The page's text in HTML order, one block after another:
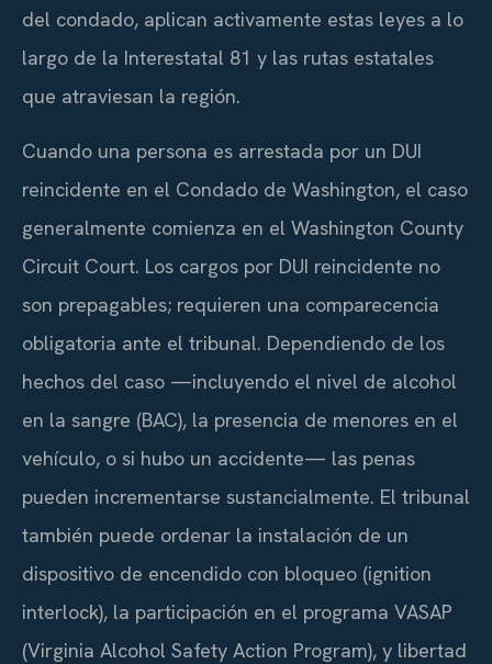
del condado, aplican activamente estas leyes a lo
largo de la Interestatal 81 y las rutas estatales
que atraviesan la región.
Cuando una persona es arrestada por un DUI
reincidente en el Condado de Washington, el caso
generalmente comienza en el Washington County
Circuit Court. Los cargos por DUI reincidente no
son prepagables; requieren una comparecencia
obligatoria ante el tribunal. Dependiendo de los
hechos del caso —incluyendo el nivel de alcohol
en la sangre (BAC), la presencia de menores en el
vehículo, o si hubo un accidente— las penas
pueden incrementarse sustancialmente. El tribunal
también puede ordenar la instalación de un
dispositivo de encendido con bloqueo (ignition
interlock), la participación en el programa VASAP
(Virginia Alcohol Safety Action Program), y libertad